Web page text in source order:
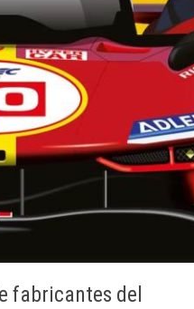
fabricantes del